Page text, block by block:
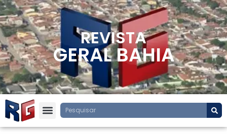
REVISTA
GERAL BAHIA